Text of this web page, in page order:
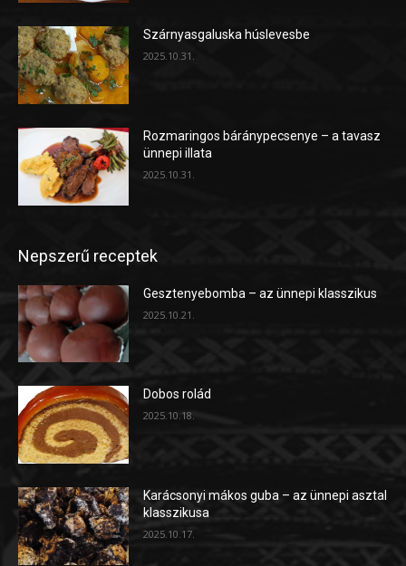
Szárnyasgaluska húslevesbe
2025.10.31.
Rozmaringos báránypecsenye – a tavasz
ünnepi illata
2025.10.31.
Nepszerű receptek
Gesztenyebomba – az ünnepi klasszikus
2025.10.21.
Dobos rolád
2025.10.18.
Karácsonyi mákos guba – az ünnepi asztal
klasszikusa
2025.10.17.